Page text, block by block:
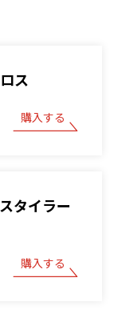
ス
購入する
タイラー
購入する